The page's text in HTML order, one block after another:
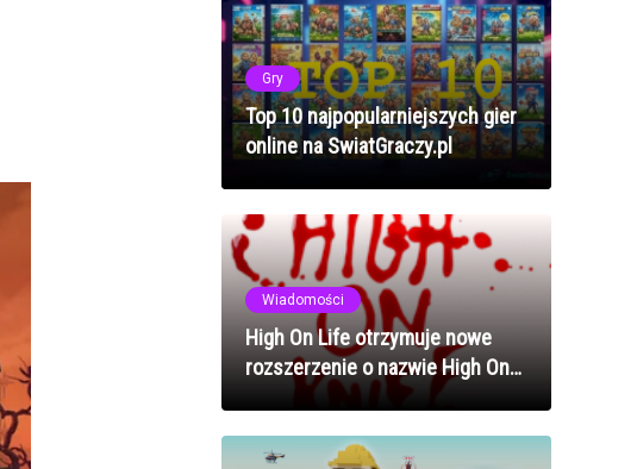
Gry
Top 10 najpopularniejszych gier
online na SwiatGraczy.pl
Wiadomości
High On Life otrzymuje nowe
rozszerzenie o nazwie High On